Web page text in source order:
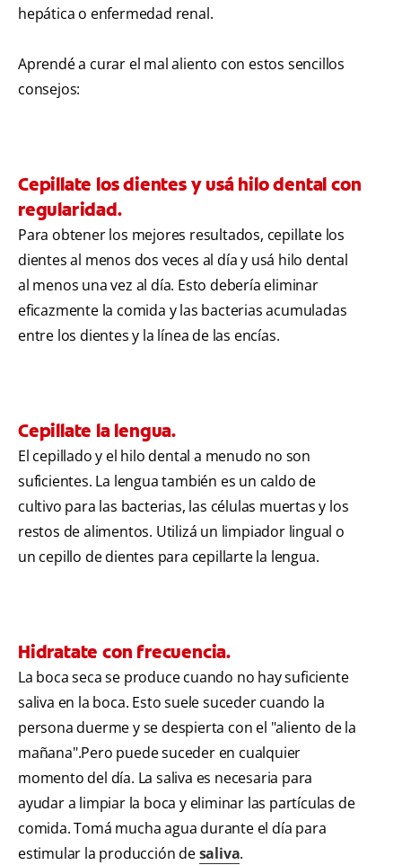
hepática o enfermedad renal.
Aprendé a curar el mal aliento con estos sencillos
consejos:
Cepillate los dientes y usá hilo dental con
regularidad.
Para obtener los mejores resultados, cepillate los
dientes al menos dos veces al día y usá hilo dental
al menos una vez al día. Esto debería eliminar
eficazmente la comida y las bacterias acumuladas
entre los dientes y la línea de las encías.
Cepillate la lengua.
El cepillado y el hilo dental a menudo no son
suficientes. La lengua también es un caldo de
cultivo para las bacterias, las células muertas y los
restos de alimentos. Utilizá un limpiador lingual o
un cepillo de dientes para cepillarte la lengua.
Hidratate con frecuencia.
La boca seca se produce cuando no hay suficiente
saliva en la boca. Esto suele suceder cuando la
persona duerme y se despierta con el "aliento de la
mañana".Pero puede suceder en cualquier
momento del día. La saliva es necesaria para
ayudar a limpiar la boca y eliminar las partículas de
comida. Tomá mucha agua durante el día para
estimular la producción desaliva.